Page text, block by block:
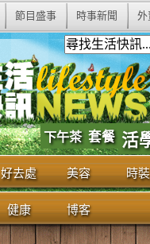
節目盛事 時事新聞 外
下午茶 套餐 活
好去處 美容 時裝
健康 博客